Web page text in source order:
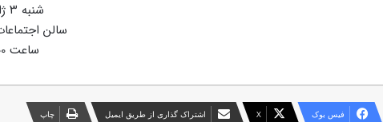
شنبه ۳ ژانویه
سالن
ساعت 17:00
فیس بوک X اشتراک گذاری از طریق ایمیل چاپ